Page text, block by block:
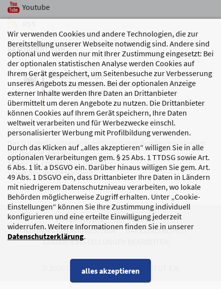
Wir verwenden Cookies und andere Technologien, die zur
Bereitstellung unserer Webseite notwendig sind. Andere sind
optional und werden nur mit Ihrer Zustimmung eingesetzt: Bei
der optionalen statistischen Analyse werden Cookies auf
Ihrem Gerät gespeichert, um Seitenbesuche zur Verbesserung
unseres Angebots zu messen. Bei der optionalen Anzeige
externer Inhalte werden Ihre Daten an Drittanbieter
übermittelt um deren Angebote zu nutzen. Die Drittanbieter
können Cookies auf Ihrem Gerät speichern, Ihre Daten
weltweit verarbeiten und für Werbezwecke einschl.
personalisierter Werbung mit Profilbildung verwenden.
Durch das Klicken auf „alles akzeptieren“ willigen Sie in alle
optionalen Verarbeitungen gem. § 25 Abs. 1 TTDSG sowie Art.
6 Abs. 1 lit. a DSGVO ein. Darüber hinaus willigen Sie gem. Art.
49 Abs. 1 DSGVO ein, dass Drittanbieter Ihre Daten in Ländern
mit niedrigerem Datenschutzniveau verarbeiten, wo lokale
Behörden möglicherweise Zugriff erhalten. Unter „Cookie-
Einstellungen“ können Sie Ihre Zustimmung individuell
konfigurieren und eine erteilte Einwilligung jederzeit
widerrufen. Weitere Informationen finden Sie in unserer
Datenschutzerklärung.
alles akzeptieren
Youtube
GEFÖRDERT VON
Das DJI wird größtenteils gefördert vom Bundesministerium
für Bildung, Familie,
Senioren, Frauen und Jugend
sowie den Bundesländern.
DATENSCHUTZ
IMPRESSUM
KORRUPTIONSPRÄVENTION
BARRIEREFREIHEIT
COOKIE-EINSTELLUNGEN BEARBEITEN
© 2026 DEUTSCHES JUGENDINSTITUT E.V.